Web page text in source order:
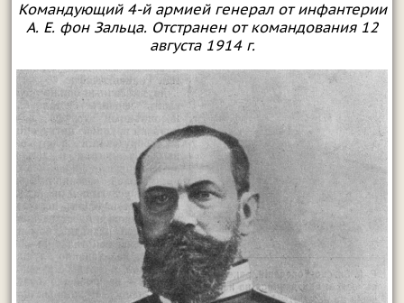
Командующий 4-й армией генерал от инфантерии
А. Е. фон Зальца. Отстранен от командования 12
августа 1914 г.